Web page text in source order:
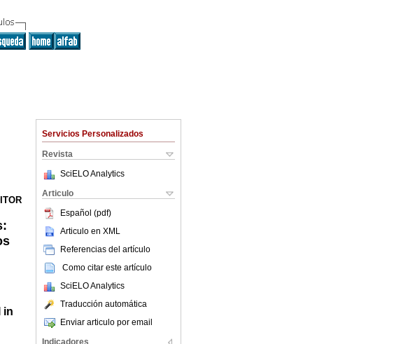
Servicios Personalizados
Revista
SciELO Analytics
Articulo
Español (pdf)
Articulo en XML
Referencias del artículo
Como citar este artículo
SciELO Analytics
Traducción automática
Enviar articulo por email
Indicadores
in